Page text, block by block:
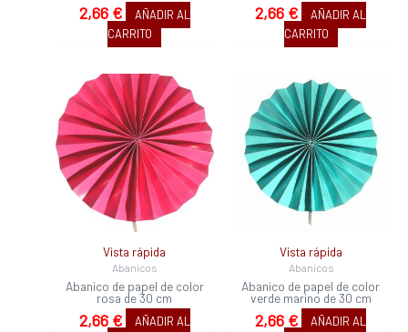
2,66 €
AÑADIR AL
CARRITO
2,66 €
AÑADIR AL
CARRITO
Vista rápida
Abanicos
Abanico de papel de color
rosa de 30 cm
2,66 €
AÑADIR AL
Vista rápida
Abanicos
Abanico de papel de color
verde marino de 30 cm
2,66 €
AÑADIR AL